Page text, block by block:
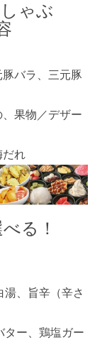
ゃぶ
バラ、三元豚
果物／デザー
れ
る！
湯、旨辛（辛さ
ター、鶏塩ガー